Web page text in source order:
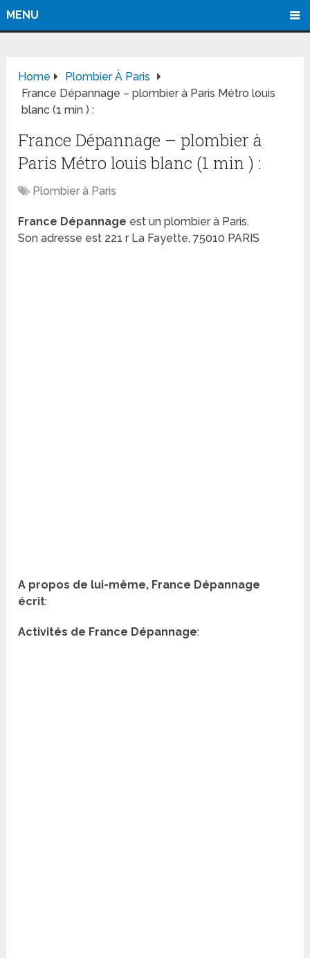
MENU
Home
Plombier À Paris
France Dépannage – plombier à Paris Métro louis
blanc (1 min ) :
France Dépannage – plombier à
Paris Métro louis blanc (1 min ) :
Plombier à Paris
France Dépannage est un plombier à Paris.
Son adresse est 221 r La Fayette, 75010 PARIS
A propos de lui-même, France Dépannage
écrit:
Activités de France Dépannage: